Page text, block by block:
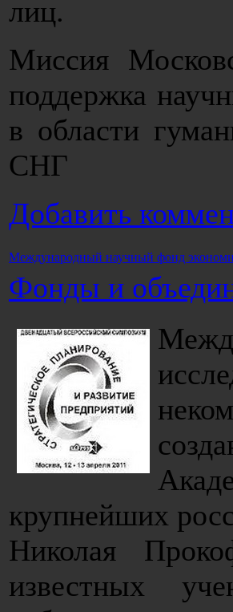
лиц.
Миссия
поддержка
в области
СНГ
Добавить
Международный научный фонд
Фонды и
крупнейших
Николая
известных